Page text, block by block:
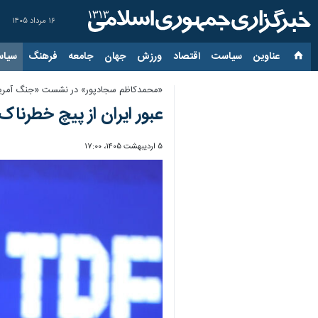
۱۶ مرداد ۱۴۰۵
عناوین‌ سیاست اقتصاد ورزش جهان جامعه فرهنگ
«محمدکاظم سجادپور» در نشست «جنگ
عبور ایران از پیچ خطرناک؛ چرا این ۵۰
۵ اردیبهشت ۱۴۰۵، ۱۷:۰۰